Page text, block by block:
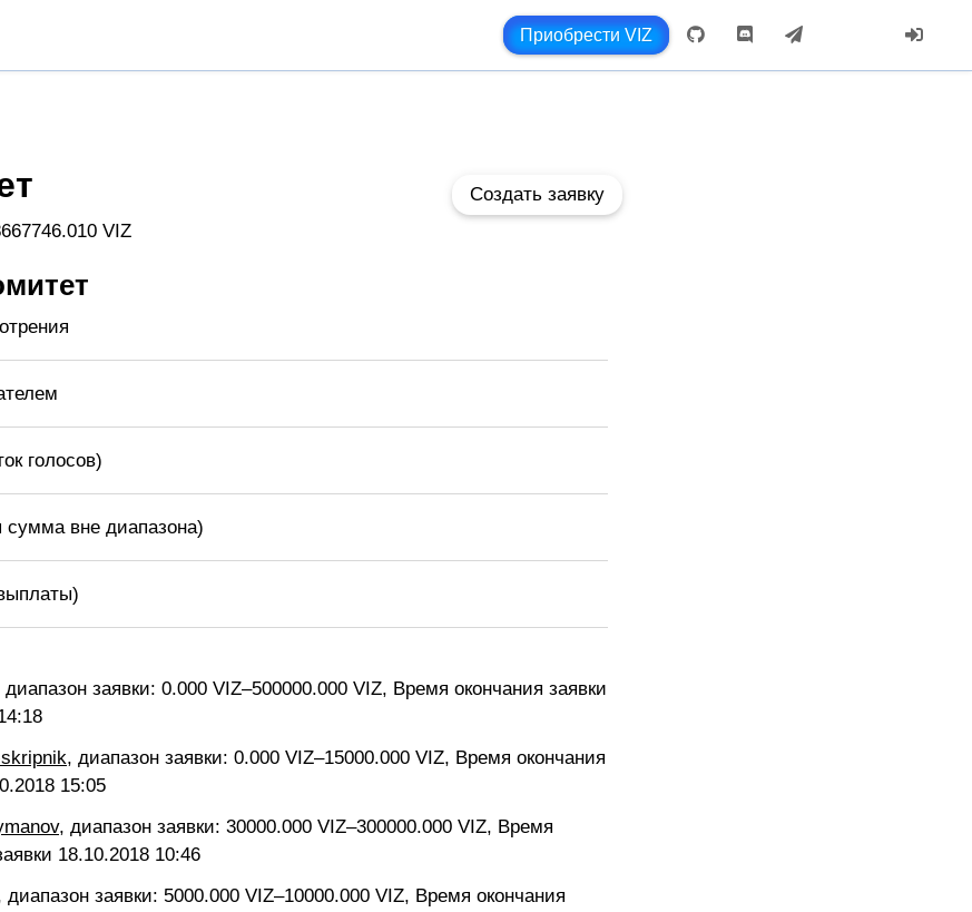
Приобрести VIZ
Создать заявку
VIZ
голосов)
сумма вне диапазона)
диапазон заявки: 0.000 VIZ–500000.000 VIZ, Время окончания заявки
, диапазон заявки: 0.000 VIZ–15000.000 VIZ, Время окончания
15:05
, диапазон заявки: 30000.000 VIZ–300000.000 VIZ, Время
18.10.2018 10:46
диапазон заявки: 5000.000 VIZ–10000.000 VIZ, Время окончания